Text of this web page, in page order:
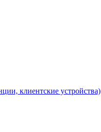
клиентские устройства)